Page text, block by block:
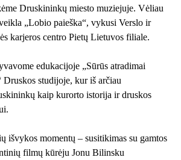
Druskininkų miesto muziejuje. Vėliau
„Lobio paieška“, vykusi Verslo ir
karjeros centro Pietų Lietuvos filiale.
edukacijoje „Sūrūs atradimai
studijoje, kur iš arčiau
kaip kurorto istorija ir druskos
išvykos momentų – susitikimas su gamtos
filmų kūrėju Jonu Bilinsku